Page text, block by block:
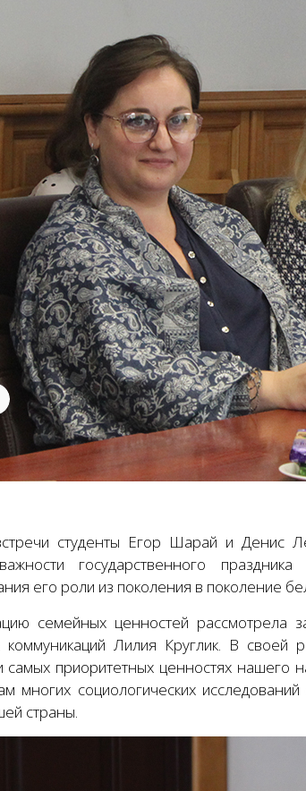
студенты Егор Шарай и Денис
государственного
его роли из поколения в поколение
семейных ценностей рассмотрела
коммуникаций Лилия Круглик. В своей
самых приоритетных ценностях нашего
многих социологических
страны.